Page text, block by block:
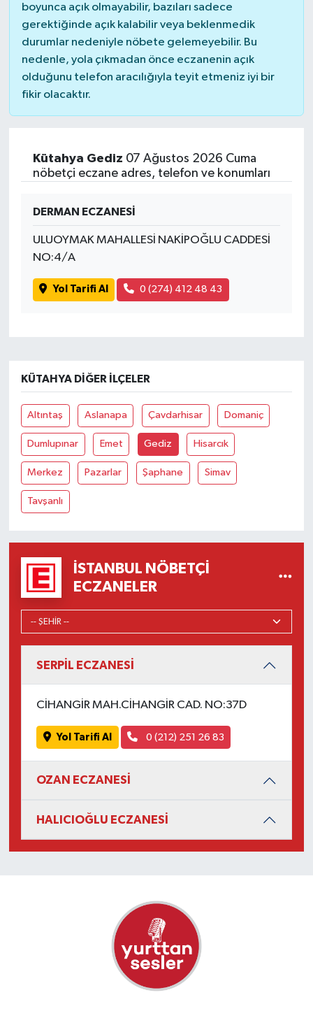
boyunca açık olmayabilir, bazıları sadece
gerektiğinde açık kalabilir veya beklenmedik
durumlar nedeniyle nöbete gelemeyebilir. Bu
nedenle, yola çıkmadan önce eczanenin açık
olduğunu telefon aracılığıyla teyit etmeniz iyi bir
fikir olacaktır.
Kütahya Gediz 07 Ağustos 2026 Cuma
nöbetçi eczane adres, telefon ve konumları
DERMAN ECZANESİ
ULUOYMAK MAHALLESİ NAKİPOĞLU CADDESİ
NO:4/A
Yol Tarifi Al 0 (274) 412 48 43
KÜTAHYA DIĞER İLÇELER
Altıntaş Aslanapa Çavdarhisar Domaniç
Dumlupınar Emet Gediz Hisarcık
Merkez Pazarlar Şaphane Simav
Tavşanlı
İSTANBUL NÖBETÇI
ECZANELER
SERPİL ECZANESİ
CİHANGİR MAH.CİHANGİR CAD. NO:37D
Yol Tarifi Al 0 (212) 251 26 83
OZAN ECZANESİ
HALICIOĞLU ECZANESİ